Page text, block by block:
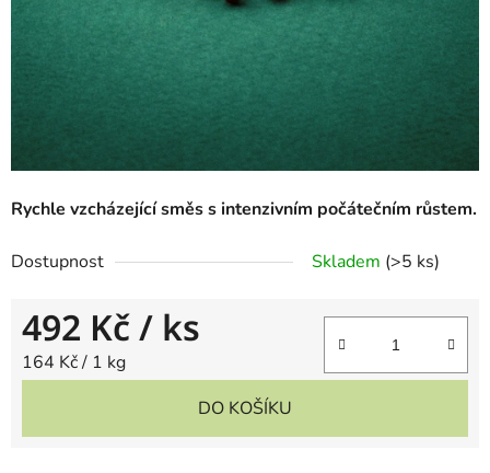
Rychle vzcházející směs s intenzivním počátečním růstem.
Dostupnost Skladem (>5 ks)
492 Kč/ ks
Měrná cena:
164 Kč / 1 kg
DO KOŠÍKU